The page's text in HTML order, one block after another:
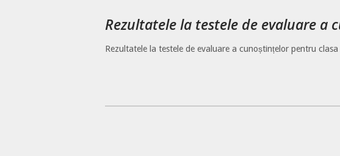
Rezultatele la testele de evaluare a
Rezultatele la testele de evaluare a cunoștințelor pentru clasa